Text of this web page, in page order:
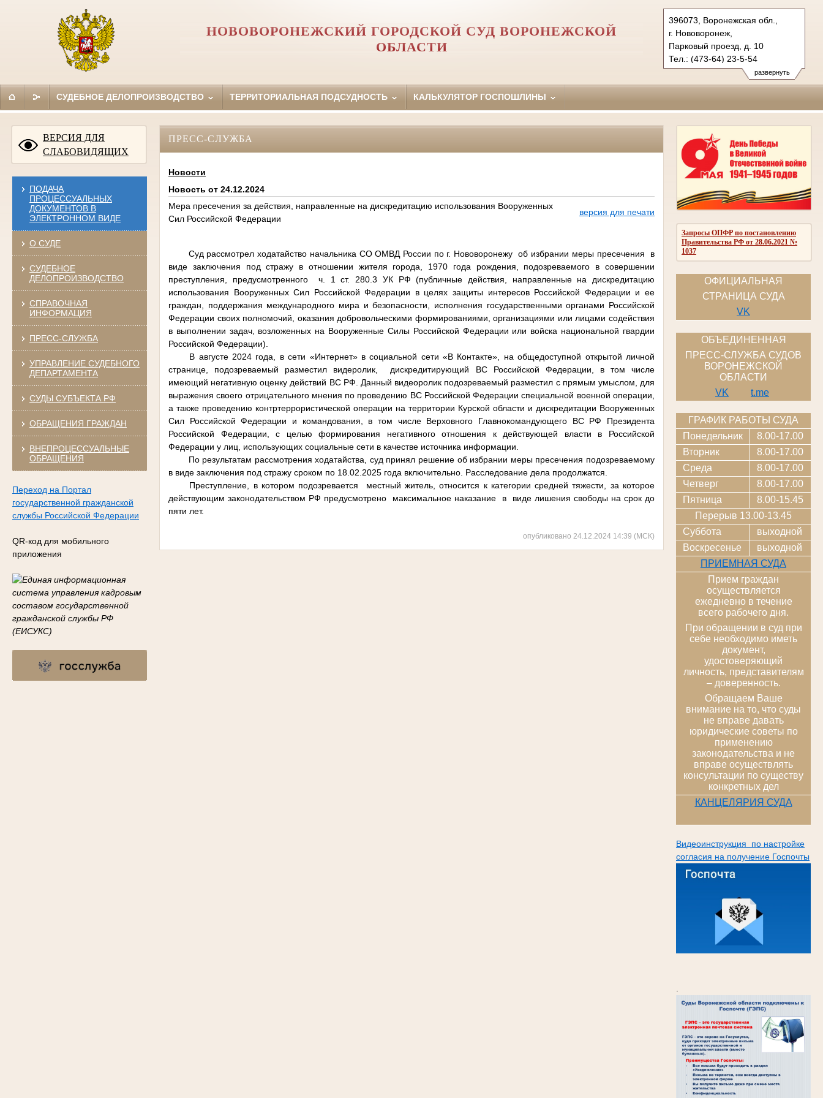
развернуть
396073, Воронежская обл.,
г. Нововоронеж,
Парковый проезд, д. 10
Тел.: (473-64) 23-5-54
novovoronezhsky.vrn@sudrf.ru
НОВОВОРОНЕЖСКИЙ ГОРОДСКОЙ СУД ВОРОНЕЖСКОЙ
ОБЛАСТИ
СУДЕБНОЕ ДЕЛОПРОИЗВОДСТВО ТЕРРИТОРИАЛЬНАЯ ПОДСУДНОСТЬ КАЛЬКУЛЯТОР ГОСПОШЛИНЫ
ВЕРСИЯ ДЛЯ
СЛАБОВИДЯЩИХ
ПОДАЧА
ПРОЦЕССУАЛЬНЫХ
ДОКУМЕНТОВ В
ЭЛЕКТРОННОМ ВИДЕ
О СУДЕ
СУДЕБНОЕ
ДЕЛОПРОИЗВОДСТВО
СПРАВОЧНАЯ
ИНФОРМАЦИЯ
ПРЕСС-СЛУЖБА
УПРАВЛЕНИЕ СУДЕБНОГО
ДЕПАРТАМЕНТА
СУДЫ СУБЪЕКТА РФ
ОБРАЩЕНИЯ ГРАЖДАН
ВНЕПРОЦЕССУАЛЬНЫЕ
ОБРАЩЕНИЯ
Переход на Портал
государственной гражданской
службы Российской Федерации
QR-код для мобильного
приложения
Запросы ОПФР по постановлению
Правительства РФ от 28.06.2021 №
1037
ОФИЦИАЛЬНАЯ
СТРАНИЦА СУДА
VK
ОБЪЕДИНЕННАЯ
ПРЕСС-СЛУЖБА СУДОВ
ВОРОНЕЖСКОЙ
ОБЛАСТИ
VK
t.me
ГРАФИК РАБОТЫ СУДА
Понедельник
8.00-17.00
Вторник
8.00-17.00
Среда
8.00-17.00
Четверг
8.00-17.00
Пятница
8.00-15.45
Перерыв 13.00-13.45
Суббота
выходной
Воскресенье
выходной
ПРИЕМНАЯ СУДА
Прием граждан
осуществляется
ежедневно в течение
всего рабочего дня.
При обращении в суд при
себе необходимо иметь
документ,
удостоверяющий
личность, представителям
– доверенность.
Обращаем Ваше
внимание на то, что суды
не вправе давать
юридические советы по
применению
законодательства и не
вправе осуществлять
консультации по существу
конкретных дел
КАНЦЕЛЯРИЯ СУДА
Видеоинструкция по настройке
согласия на получение Госпочты
ПРЕСС-СЛУЖБА
Новости
Новость от 24.12.2024
Мера пресечения за действия, направленные на дискредитацию использования Вооруженных
Сил Российской Федерации
версия для печати
Суд рассмотрел ходатайство начальника СО ОМВД России по г. Нововоронежу об избрании меры пресечения в
виде заключения под стражу в отношении жителя города, 1970 года рождения, подозреваемого в совершении
преступления, предусмотренного ч. 1 ст. 280.3 УК РФ (публичные действия, направленные на дискредитацию
использования Вооруженных Сил Российской Федерации в целях защиты интересов Российской Федерации и ее
граждан, поддержания международного мира и безопасности, исполнения государственными органами Российской
Федерации своих полномочий, оказания добровольческими формированиями, организациями или лицами содействия
в выполнении задач, возложенных на Вооруженные Силы Российской Федерации или войска национальной гвардии
Российской Федерации).
В августе 2024 года, в сети «Интернет» в социальной сети «В Контакте», на общедоступной открытой личной
странице, подозреваемый разместил видеролик, дискредитирующий ВС Российской Федерации, в том числе
имеющий негативную оценку действий ВС РФ. Данный видеоролик подозреваемый разместил с прямым умыслом, для
выражения своего отрицательного мнения по проведению ВС Российской Федерации специальной военной операции,
а также проведению контртеррористической операции на территории Курской области и дискредитации Вооруженных
Сил Российской Федерации и командования, в том числе Верховного Главнокомандующего ВС РФ Президента
Российской Федерации, с целью формирования негативного отношения к действующей власти в Российской
Федерации у лиц, использующих социальные сети в качестве источника информации.
По результатам рассмотрения ходатайства, суд принял решение об избрании меры пресечения подозреваемому
в виде заключения под стражу сроком по 18.02.2025 года включительно. Расследование дела продолжатся.
Преступление, в котором подозревается местный житель, относится к категории средней тяжести, за которое
действующим законодательством РФ предусмотрено максимальное наказание в виде лишения свободы на срок до
пяти лет.
опубликовано 24.12.2024 14:39 (МСК)